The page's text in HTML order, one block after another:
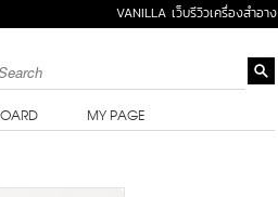
VANILLA เว็บรีวิวเครื่องสำอาง
MY PAGE